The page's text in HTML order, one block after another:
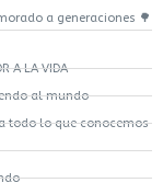
a generaciones 🌳
A LA VIDA
al mundo
a todo lo que conocemos